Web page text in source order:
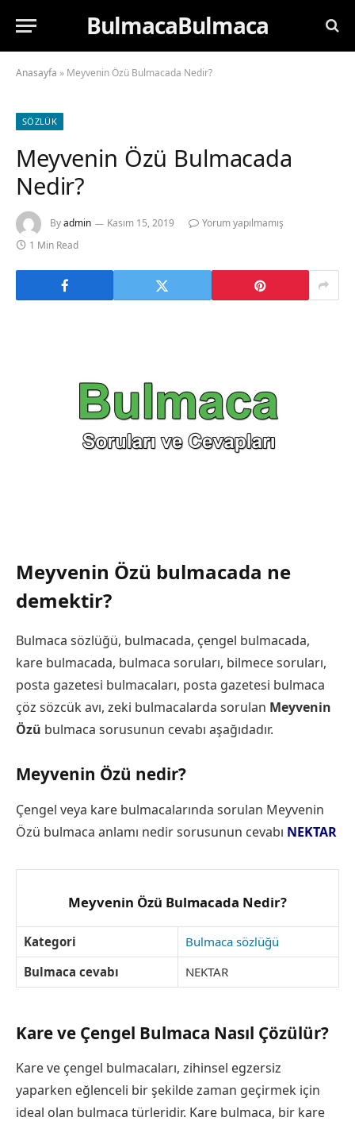
BulmacaBulmaca
Anasayfa » Meyvenin Özü Bulmacada Nedir?
SÖZLÜK
Meyvenin Özü Bulmacada
Nedir?
Byadmin Kasım 15, 2019
Yorum yapılmamış
1 Min Read
Meyvenin Özü bulmacada ne
demektir?
Bulmaca sözlüğü, bulmacada, çengel bulmacada,
kare bulmacada, bulmaca soruları, bilmece soruları,
posta gazetesi bulmacaları, posta gazetesi bulmaca
çöz sözcük avı, zeki bulmacalarda sorulan Meyvenin
Özü bulmaca sorusunun cevabı aşağıdadır.
Meyvenin Özü nedir?
Çengel veya kare bulmacalarında sorulan Meyvenin
Özü bulmaca anlamı nedir sorusunun cevabı NEKTAR
Meyvenin Özü Bulmacada Nedir?
Kategori
Bulmaca sözlüğü
Bulmaca cevabı
NEKTAR
Kare ve Çengel Bulmaca Nasıl Çözülür?
Kare ve çengel bulmacaları, zihinsel egzersiz
yaparken eğlenceli bir şekilde zaman geçirmek için
ideal olan bulmaca türleridir. Kare bulmaca, bir kare